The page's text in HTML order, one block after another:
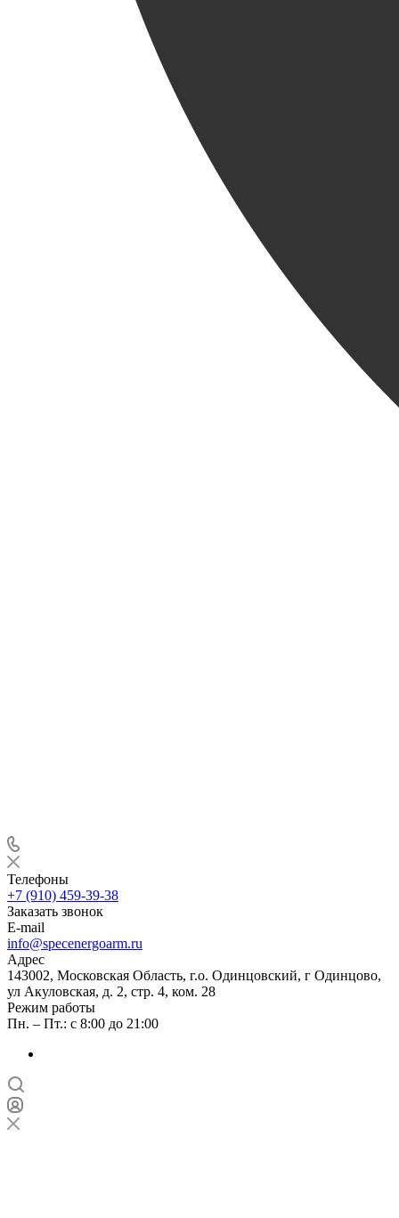
Телефоны
+7 (910) 459-39-38
Заказать звонок
E-mail
info@specenergoarm.ru
Адрес
143002, Московская Область, г.о. Одинцовский, г Одинцово,
ул Акуловская, д. 2, стр. 4, ком. 28
Режим работы
Пн. – Пт.: с 8:00 до 21:00